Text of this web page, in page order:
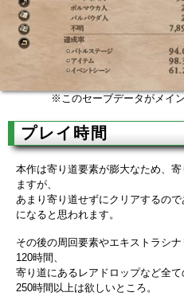
※このセーブデータがメイ
プレイ時間
本作は寄り道要素が膨大なため、
ますが、
あまり寄り道せずにクリアするの
になると思われます。
その後の周回要素やエキストラシ
120時間、
寄り道にあるレアドロップなど全
250時間以上は欲しいところ。